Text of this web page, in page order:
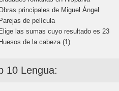
principales de Miguel Ángel
de película
las sumas cuyo resultado es 23
de la cabeza (1)
10 Lengua: